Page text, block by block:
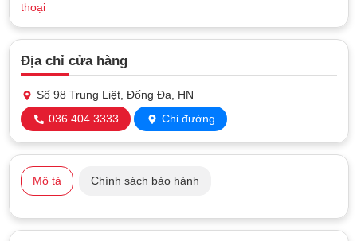
thoại
Địa chỉ cửa hàng
Số 98 Trung Liệt, Đống Đa, HN
036.404.3333
Chỉ đường
Mô tả Chính sách bảo hành